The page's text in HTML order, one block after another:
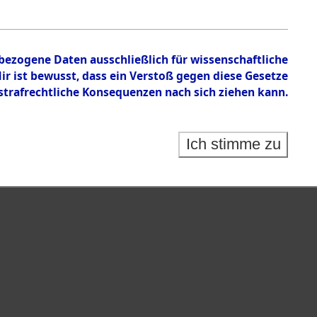
Daten ausschließlich für wissenschaftliche
bewusst, dass ein Verstoß gegen diese Gesetze
Konsequenzen nach sich ziehen kann.
Ich stimme zu